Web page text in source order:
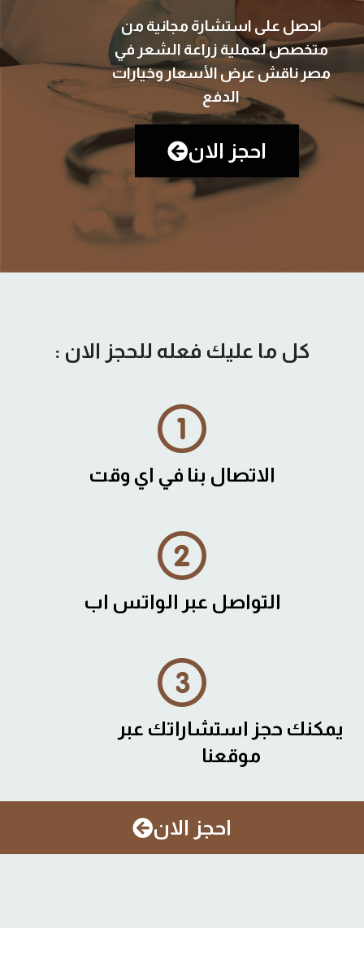
احصل على استشارة مجانية من
متخصص لعملية زراعة الشعر في
مصر ناقش عرض الأسعار وخيارات
الدفع
احجز الان
كل ما عليك فعله للحجز الان :
الاتصال بنا في اي وقت
التواصل عبر الواتس اب
يمكنك حجز استشاراتك عبر
موقعنا
احجز الان